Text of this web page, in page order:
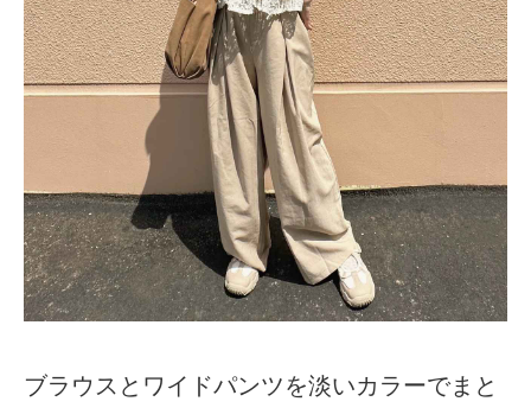
ブラウスとワイドパンツを淡いカラーでまと